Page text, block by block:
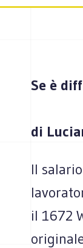
Se è
di
Il
il 1672